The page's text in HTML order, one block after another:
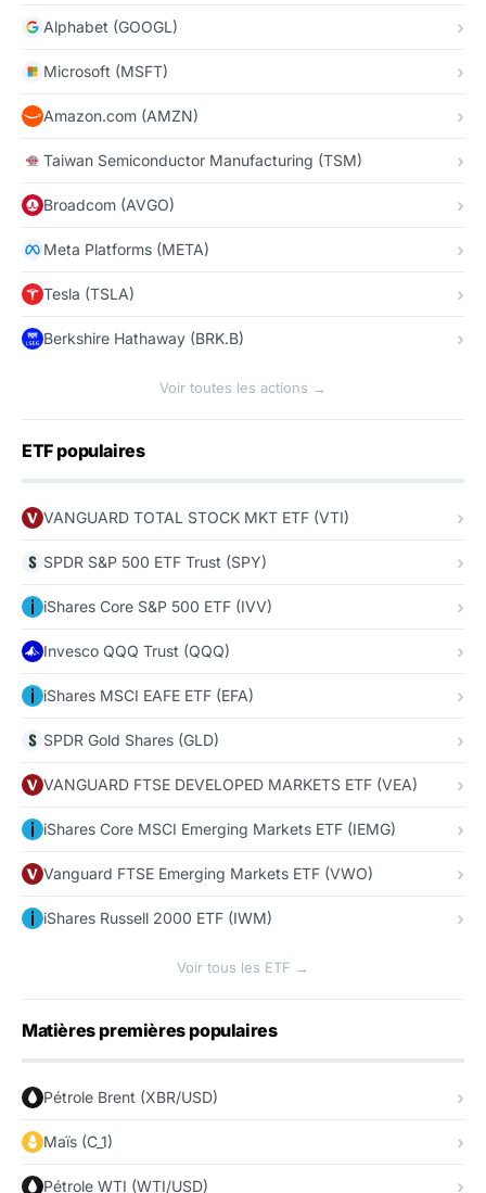
Alphabet (GOOGL)
Microsoft (MSFT)
Amazon.com (AMZN)
Taiwan Semiconductor Manufacturing (TSM)
Broadcom (AVGO)
Meta Platforms (META)
Tesla (TSLA)
Berkshire Hathaway (BRK.B)
Voir toutes les actions →
ETF populaires
VANGUARD TOTAL STOCK MKT ETF (VTI)
SPDR S&P 500 ETF Trust (SPY)
iShares Core S&P 500 ETF (IVV)
Invesco QQQ Trust (QQQ)
iShares MSCI EAFE ETF (EFA)
SPDR Gold Shares (GLD)
VANGUARD FTSE DEVELOPED MARKETS ETF (VEA)
iShares Core MSCI Emerging Markets ETF (IEMG)
Vanguard FTSE Emerging Markets ETF (VWO)
iShares Russell 2000 ETF (IWM)
Voir tous les ETF →
Matières premières populaires
Pétrole Brent (XBR/USD)
Maïs (C_1)
Pétrole WTI (WTI/USD)